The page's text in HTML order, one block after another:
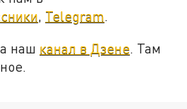
, Telegram.
наш канал в Дзене. Там